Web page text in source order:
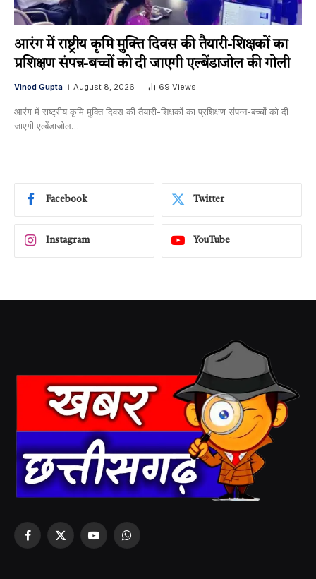
आरंग में राष्ट्रीय कृमि मुक्ति दिवस की तैयारी-शिक्षकों का
प्रशिक्षण संपन्न-बच्चों को दी जाएगी एल्बेंडाजोल की गोली
Vinod Gupta August 8, 2026 69 Views
आरंग में राष्ट्रीय कृमि मुक्ति दिवस की तैयारी-शिक्षकों का प्रशिक्षण संपन्न-बच्चों को दी
जाएगी एल्बेंडाजोल…
Facebook Twitter
Instagram YouTube
Facebook
X
YouTubeWhatsApp